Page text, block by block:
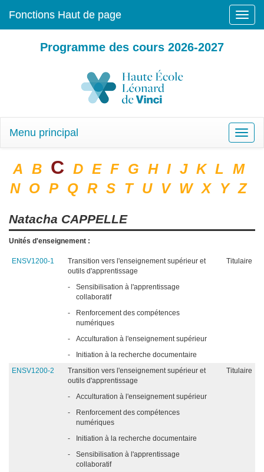
Toggle
Fonctions Haut de page
Programme des cours 2026-2027
Toggle
Menu principal
A B C D E F G H I J K L M
N O P Q R S T U V W X Y Z
Natacha CAPPELLE
Unités d'enseignement :
ENSV1200-1
Transition vers l'enseignement supérieur et
outils d'apprentissage
Titulaire
-
Sensibilisation à l'apprentissage
collaboratif
-
Renforcement des compétences
numériques
-
Acculturation à l'enseignement supérieur
-
Initiation à la recherche documentaire
ENSV1200-2
Transition vers l'enseignement supérieur et
outils d'apprentissage
Titulaire
-
Acculturation à l'enseignement supérieur
-
Renforcement des compétences
numériques
-
Initiation à la recherche documentaire
-
Sensibilisation à l'apprentissage
collaboratif